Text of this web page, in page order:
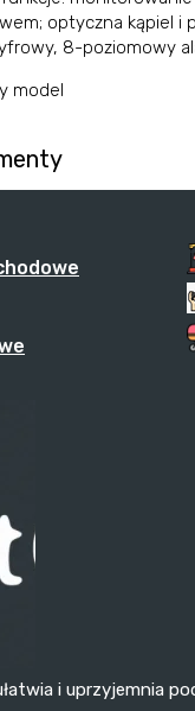
optyczna kąpiel i
8-poziomowy
model
i uprzyjemnia